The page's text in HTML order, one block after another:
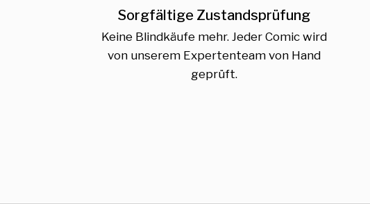
Sorgfältige Zustandsprüfung
Keine Blindkäufe mehr. Jeder Comic wird
von unserem Expertenteam von Hand
geprüft.